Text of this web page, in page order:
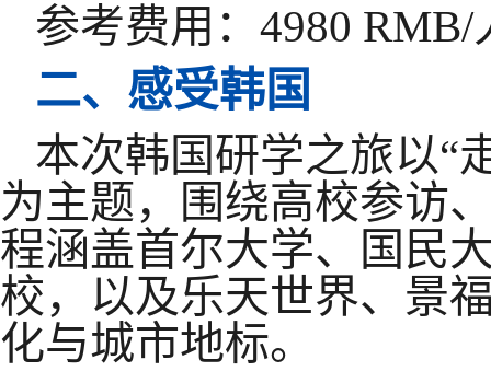
参考费用： 4980 RMB/
二、感受韩国
本次韩国研学之旅以“
为主题，围绕高校参访
程涵盖首尔大学、国民
校，以及乐天世界、景
化与城市地标。